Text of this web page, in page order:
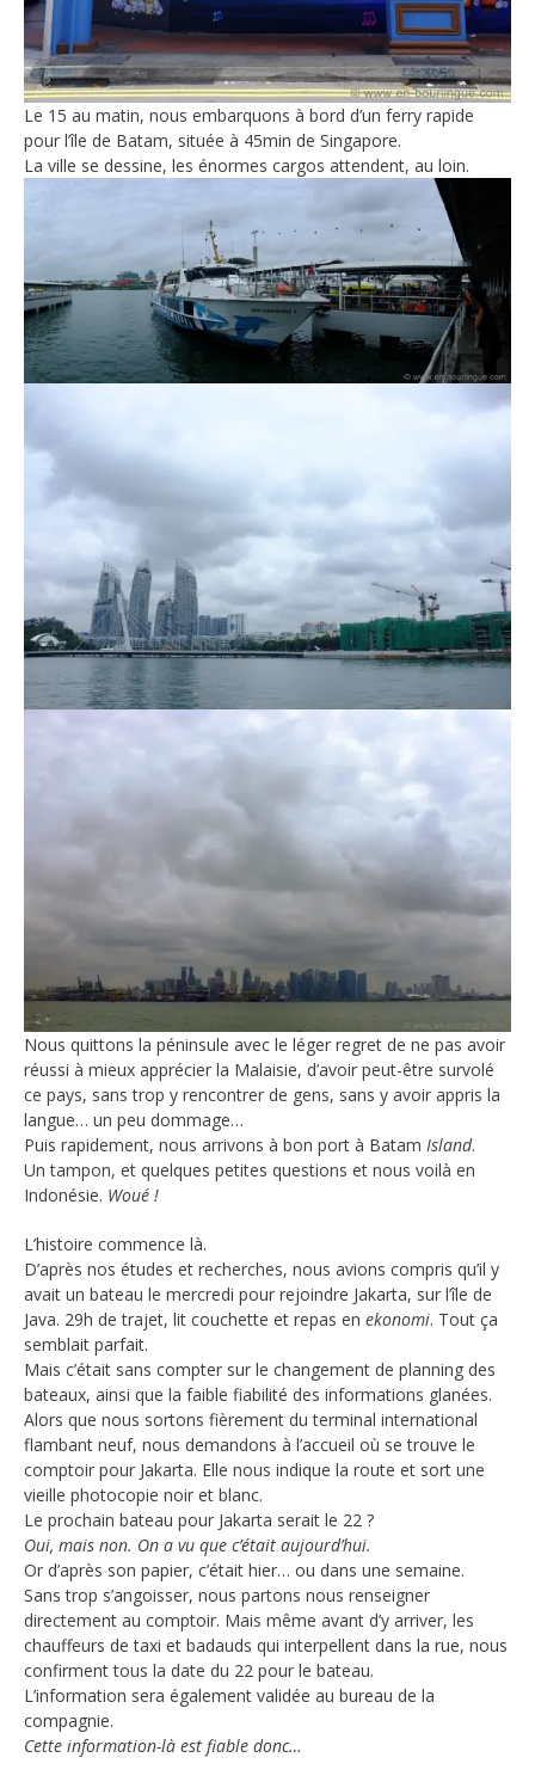
Le 15 au matin, nous embarquons à bord d’un ferry rapide
pour l’île de Batam, située à 45min de Singapore.
La ville se dessine, les énormes cargos attendent, au loin.
Nous quittons la péninsule avec le léger regret de ne pas avoir
réussi à mieux apprécier la Malaisie, d’avoir peut-être survolé
ce pays, sans trop y rencontrer de gens, sans y avoir appris la
langue… un peu dommage…
Puis rapidement, nous arrivons à bon port à Batam Island.
Un tampon, et quelques petites questions et nous voilà en
Indonésie. Woué !
L’histoire commence là.
D’après nos études et recherches, nous avions compris qu’il y
avait un bateau le mercredi pour rejoindre Jakarta, sur l’île de
Java. 29h de trajet, lit couchette et repas en ekonomi. Tout ça
semblait parfait.
Mais c’était sans compter sur le changement de planning des
bateaux, ainsi que la faible fiabilité des informations glanées.
Alors que nous sortons fièrement du terminal international
flambant neuf, nous demandons à l’accueil où se trouve le
comptoir pour Jakarta. Elle nous indique la route et sort une
vieille photocopie noir et blanc.
Le prochain bateau pour Jakarta serait le 22 ?
Oui, mais non. On a vu que c’était aujourd’hui.
Or d’après son papier, c’était hier… ou dans une semaine.
Sans trop s’angoisser, nous partons nous renseigner
directement au comptoir. Mais même avant d’y arriver, les
chauffeurs de taxi et badauds qui interpellent dans la rue, nous
confirment tous la date du 22 pour le bateau.
L’information sera également validée au bureau de la
compagnie.
Cette information-là est fiable donc…